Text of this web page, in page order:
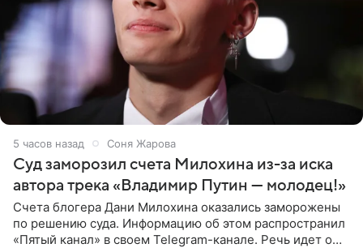
5 часов назад Соня Жарова
Суд заморозил счета Милохина из-за иска
автора трека «Владимир Путин — молодец!»
Счета блогера Дани Милохина оказались заморожены
по решению суда. Информацию об этом распространил
«Пятый канал» в своем Telegram-канале. Речь идет о